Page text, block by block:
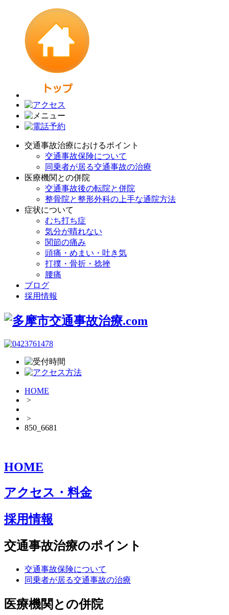
交通事故治療におけるポイント
交通事故保険について
同乗者が居る交通事故の治療
医療機関との併院
交通事故後の転院と併院
整骨院と整形外科の上手な通院方法
症状について
むち打ち症
気分が晴れない
関節の痛み
頭痛・めまい・吐き気
打撲・骨折・捻挫
腰痛
ブログ
採用情報
HOME
>
>
850_6681
HOME
アクセス・料金
採用情報
交通事故治療のポイント
交通事故保険について
同乗者が居る交通事故の治療
医療機関との併院